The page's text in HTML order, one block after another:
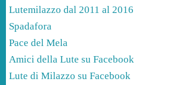
Lutemilazzo dal 2011 al 2016
Spadafora
Pace del Mela
Amici della Lute su Facebook
Lute di Milazzo su Facebook